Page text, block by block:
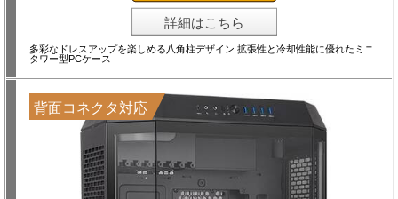
詳細はこちら
多彩なドレスアップを楽しめる八角柱デザイン 拡張性と冷却性能に優れたミニ
タワー型PCケース
背面コネクタ対応